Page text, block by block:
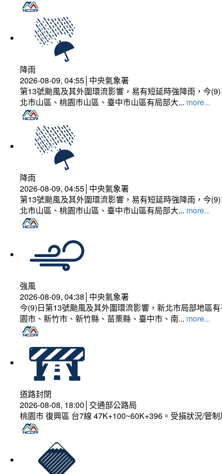
降雨
2026-08-09, 04:55│中央氣象署
第13號颱風及其外圍環流影響，易有短延時強降雨，今
北市山區、桃園市山區、臺中市山區有局部大... more...
降雨
2026-08-09, 04:55│中央氣象署
第13號颱風及其外圍環流影響，易有短延時強降雨，今
北市山區、桃園市山區、臺中市山區有局部大... more...
強風
2026-08-09, 04:38│中央氣象署
今(9)日第13號颱風及其外圍環流影響，新北市局部地區
園市、新竹市、新竹縣、苗栗縣、臺中市、南... more...
道路封閉
2026-08-08, 18:00│交通部公路局
桃園市 復興區 台7線 47K+100~60K+396。受損狀況/管